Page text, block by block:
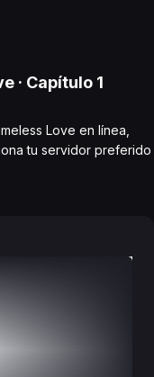
· Capítulo 1
Love en línea,
tu servidor preferido